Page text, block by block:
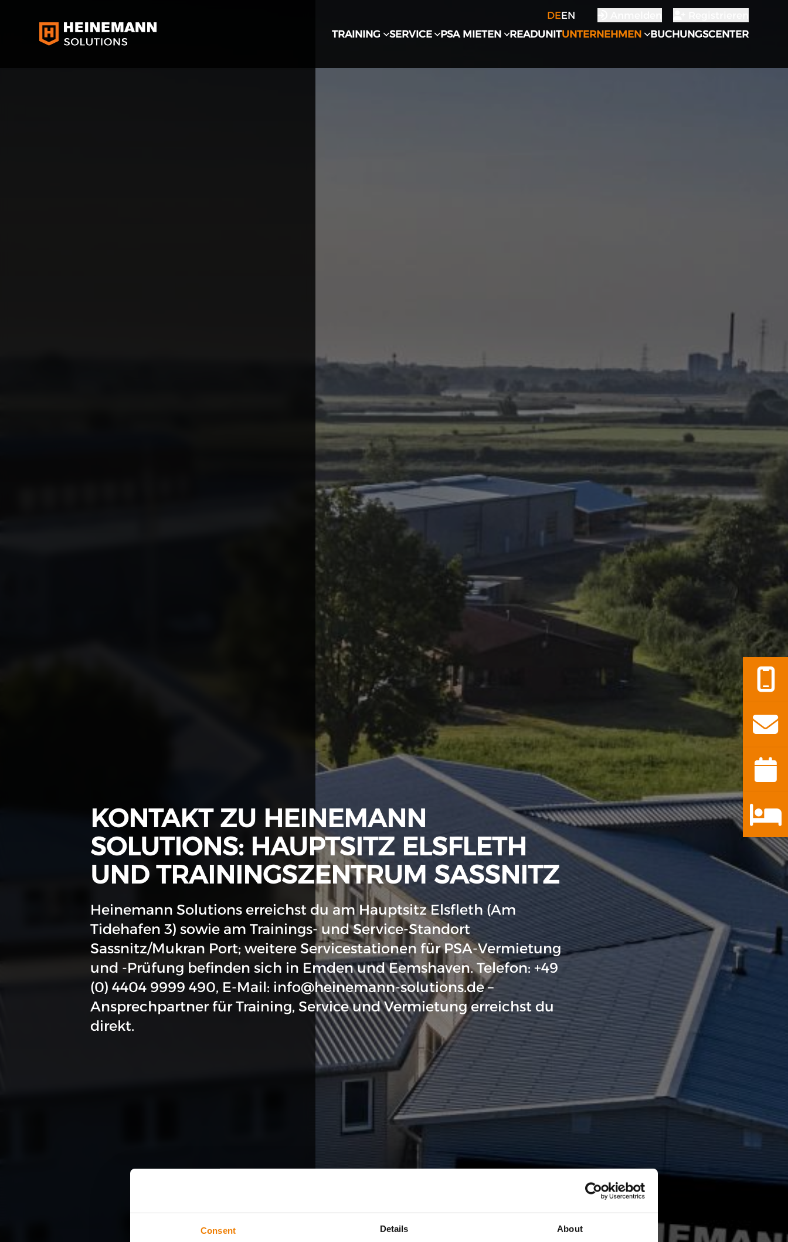
Consent Details About
DEEN
TRAINING
SERVICE PSA MIETEN READUNITUNTERNEHMEN BUCHUNGSCENTER
KONTAKT ZU HEINEMANN
SOLUTIONS: HAUPTSITZ ELSFLETH
UND TRAININGSZENTRUM SASSNITZ
Heinemann Solutions erreichst du am Hauptsitz Elsfleth (Am
Tidehafen 3) sowie am Trainings- und Service-Standort
Sassnitz/Mukran Port; weitere Servicestationen für PSA-Vermietung
und -Prüfung befinden sich in Emden und Eemshaven. Telefon: +49
(0) 4404 9999 490, E-Mail: info@heinemann-solutions.de –
Ansprechpartner für Training, Service und Vermietung erreichst du
direkt.